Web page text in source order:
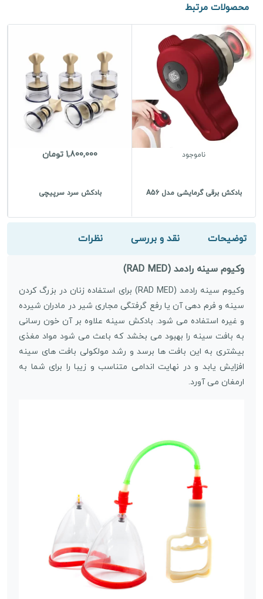
محصولات مرتبط
ناموجود
بادکش برقی گرمایشی مدل A56
1,800,000 تومان
بادکش سرد سرپیچی
توضیحات نقد و بررسی نظرات
وکیوم سینه رادمد (RAD MED)
وکیوم سینه رادمد (RAD MED) برای استفاده زنان در بزرگ کردن
سینه و فرم دهی آن یا رفع گرفتگی مجاری شیر در مادران شیرده
و غیره استفاده می شود. بادکش سینه علاوه بر آن خون رسانی
به بافت سینه را بهبود می بخشد که باعث می شود مواد مغذی
بیشتری به این بافت ها برسد و رشد مولکولی بافت های سینه
افزایش یابد و در نهایت اندامی متناسب و زیبا را برای شما به
ارمغان می آورد.